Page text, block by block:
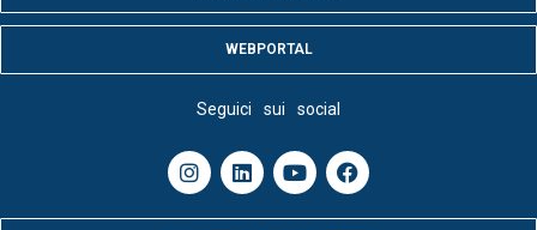
WEBPORTAL
Seguici sui social